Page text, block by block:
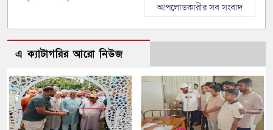
আপলোডকারীর সব সংবাদ
এ ক্যাটাগরির আরো নিউজ